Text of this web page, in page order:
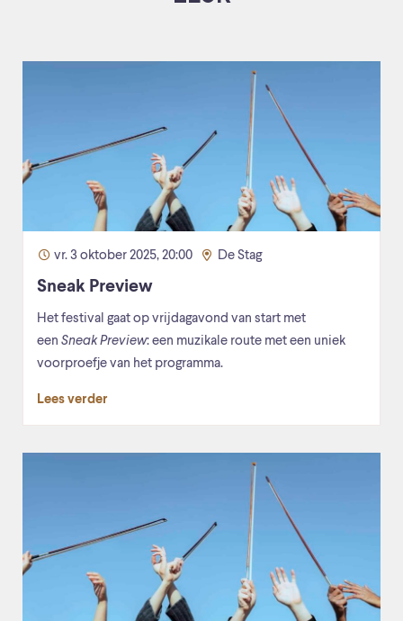
vr. 3 oktober 2025, 20:00 De Stag
Sneak Preview
Het festival gaat op vrijdagavond van start met
een Sneak Preview: een muzikale route met een uniek
voorproefje van het programma.
Lees verder